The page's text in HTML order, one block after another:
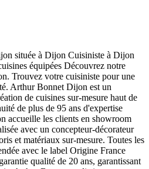
située à Dijon Cuisiniste à Dijon
équipées Découvrez notre
Trouvez votre cuisiniste pour une
Arthur Bonnet Dijon est un
de cuisines sur-mesure haut de
de plus de 95 ans d'expertise
accueille les clients en showroom
avec un concepteur-décorateur
et matériaux sur-mesure. Toutes les
avec le label Origine France
qualité de 20 ans, garantissant